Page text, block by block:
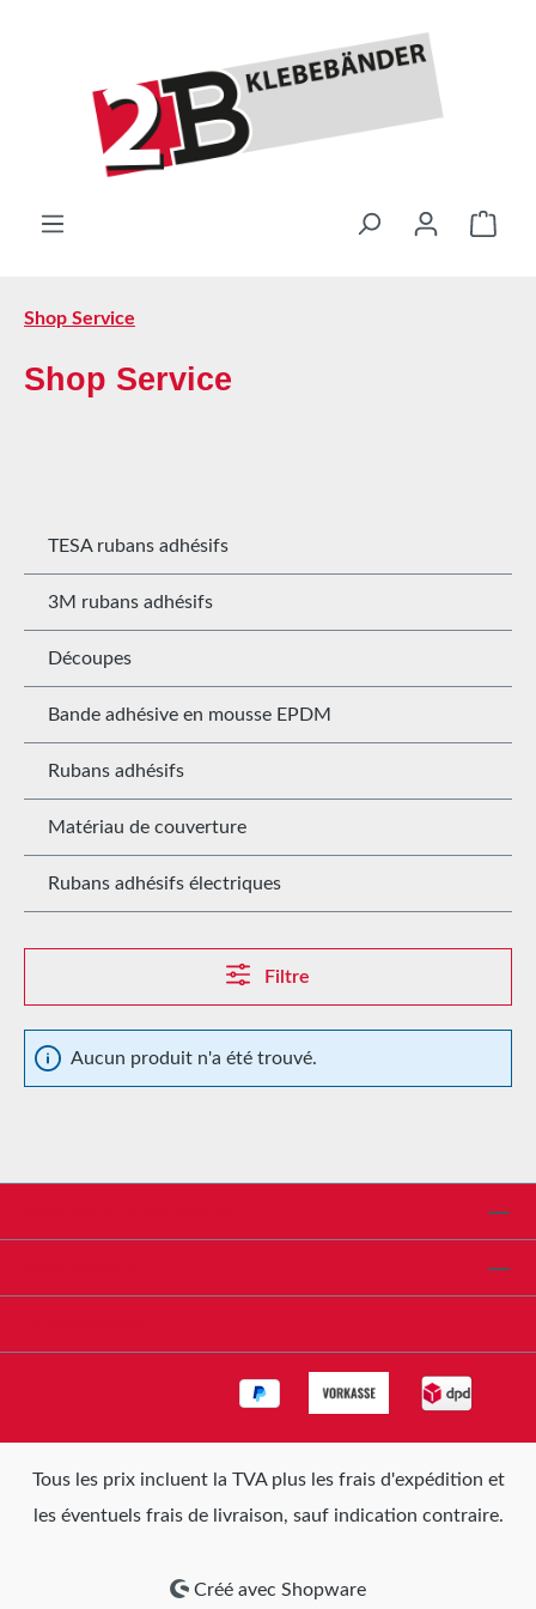
Le
Shop Service
Shop Service
TESA rubans adhésifs
3M rubans adhésifs
Découpes
Bande adhésive en mousse EPDM
Rubans adhésifs
Matériau de couverture
Rubans adhésifs électriques
Filtre
Aucun produit n'a été trouvé.
Tous les prix incluent la TVA plus les frais d'expédition et
les éventuels frais de livraison, sauf indication contraire.
Créé avec Shopware